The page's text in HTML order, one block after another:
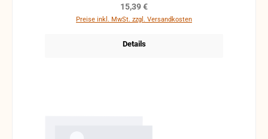
Regulärer Preis:
15,39 €
Preise inkl. MwSt. zzgl. Versandkosten
Details